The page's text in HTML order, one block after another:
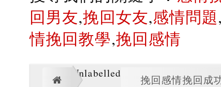
回男友,挽回女友,感情問題
情挽回教學,挽回感情
Unlabelled
挽回感情挽回成